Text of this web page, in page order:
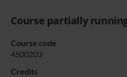
Course partially
Course code
4S00203
Credits